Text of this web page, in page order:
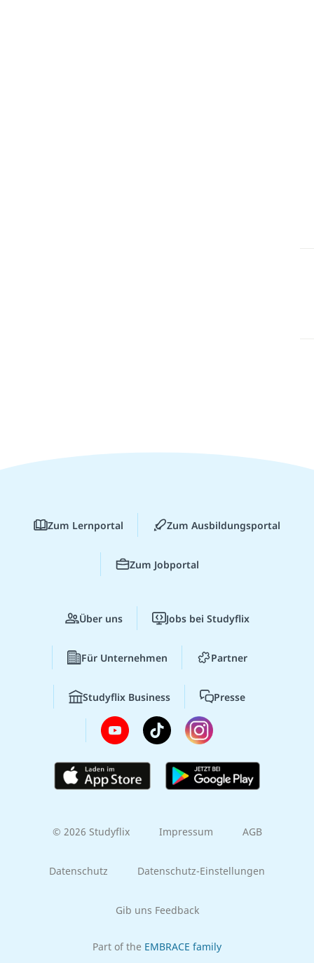
Zum Lernportal Zum Ausbildungsportal
Zum Jobportal
Über uns Jobs bei Studyflix
Für Unternehmen Partner
Studyflix Business Presse
© 2026 Studyflix Impressum AGB
Datenschutz Datenschutz-Einstellungen
Gib uns Feedback
Part of the EMBRACE family